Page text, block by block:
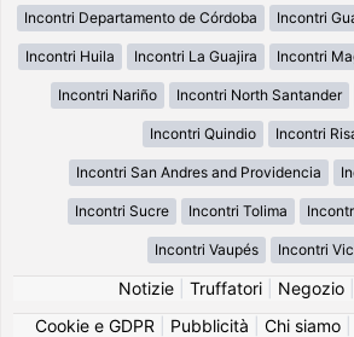
Incontri Departamento de Córdoba Incontri
Incontri Huila Incontri La Guajira Incontri
Incontri Nariño Incontri North Santander
Incontri Quindio Incontri
Incontri San Andres and Providencia
Incontri Sucre Incontri Tolima
Incontri Vaupés Incontri
Notizie| Truffatori| Negozio|
Cookie e GDPR
Pubblicità Chi siamo|